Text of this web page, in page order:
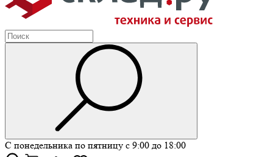
С понедельника по пятницу с 9:00 до 18:00